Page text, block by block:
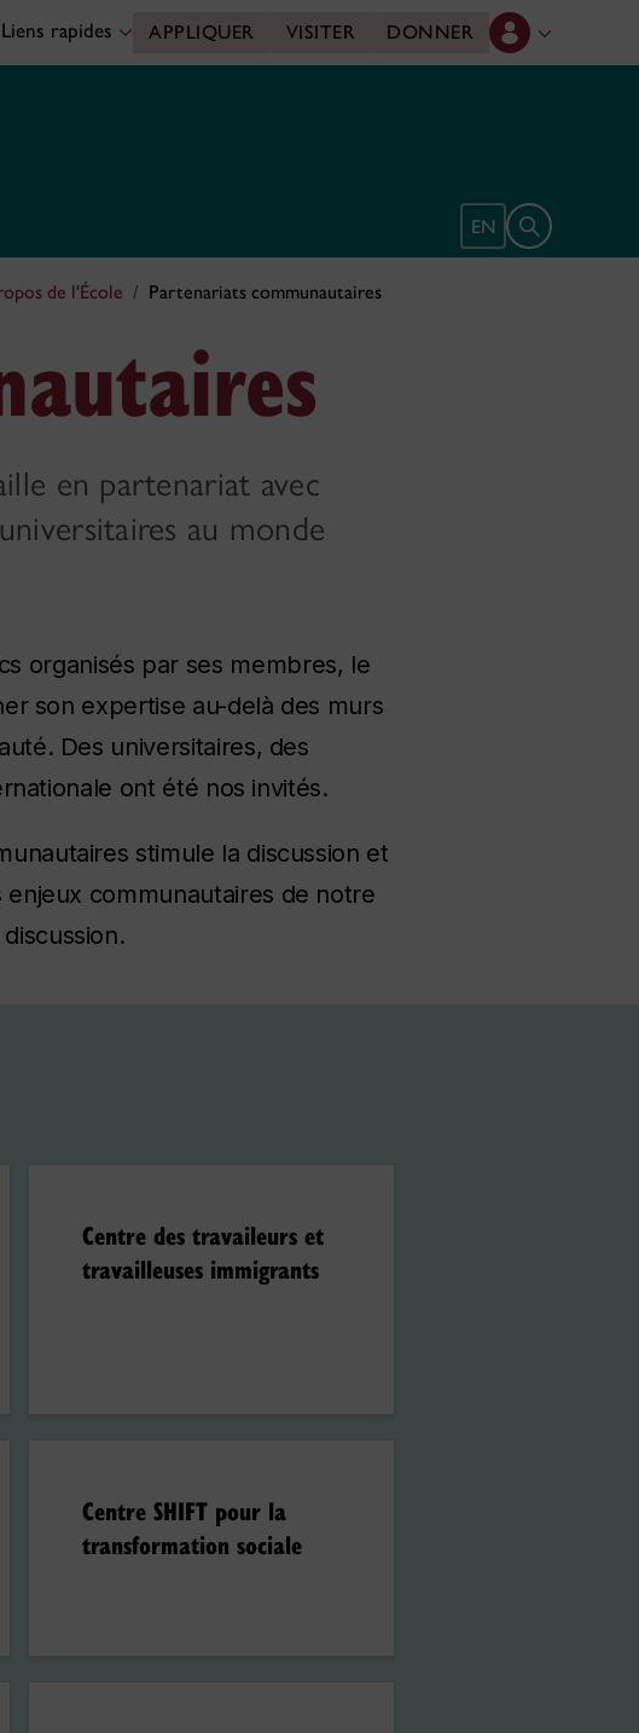
Liens rapides APPLIQUER VISITER DONNER
EN Ouvrir le
de l'École Partenariats communautaires
en partenariat avec
au monde
organisés par ses membres, le
son expertise au-delà des murs
Des universitaires, des
ont été nos invités.
stimule la discussion et
communautaires de notre
Centre des travaileurs et
travailleuses immigrants
Centre SHIFT pour la
transformation sociale